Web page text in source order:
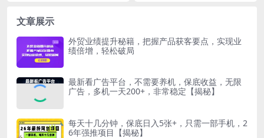
文章展示
外贸业绩提升秘籍，把握产品获客要点，实现业
绩倍增，轻松破局
最新看广告平台，不需要养机，保底收益，无限
广告，多机一天200+，非常稳定【揭秘】
每天十几分钟，保底日入5张+，只需一部手机，2
6年强推项目【揭秘】